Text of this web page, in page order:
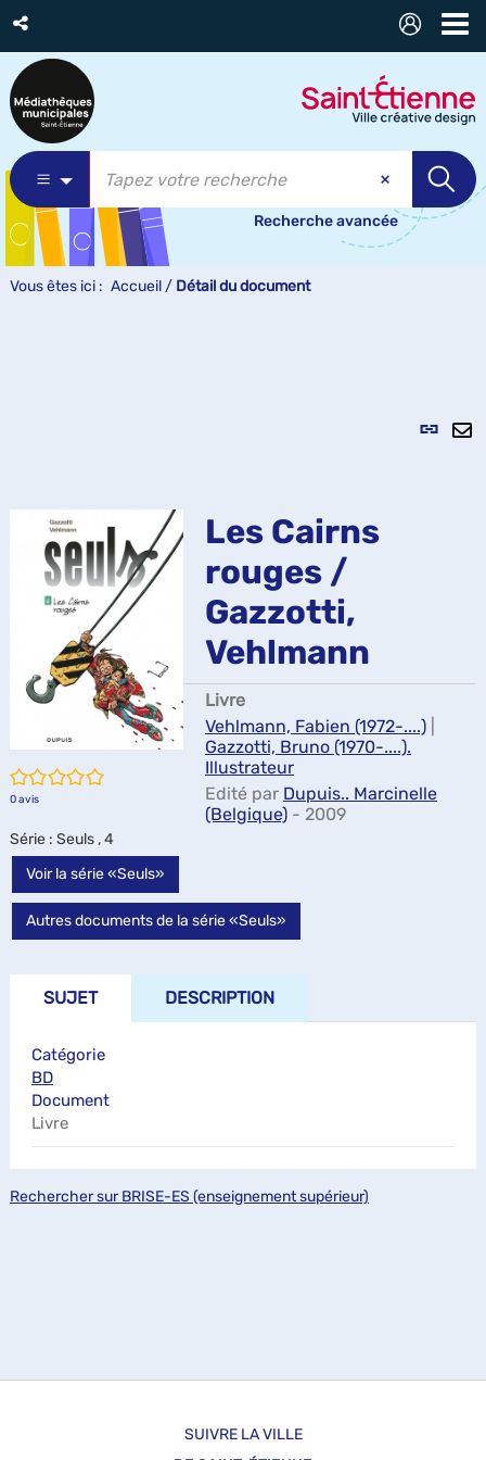
Recherche avancée
Vous êtes ici : Accueil / Détail du document
Lien
/5
0avis
Les Cairns
rouges /
Gazzotti,
Vehlmann
Livre
Vehlmann, Fabien (1972-....)
Gazzotti, Bruno (1970-....).
Illustrateur
Edité par Dupuis.. Marcinelle
(Belgique) - 2009
Série : Seuls , 4
Voir la série «Seuls»
Autres documents de la série «Seuls»
SUJET DESCRIPTION
Catégorie
BD
Document
Livre
Rechercher sur BRISE-ES (enseignement supérieur)
SUIVRE LA VILLE